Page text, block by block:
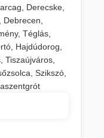
Derecske,
Debrecen,
Téglás,
Hajdúdorog,
Tiszaújváros,
Szikszó,